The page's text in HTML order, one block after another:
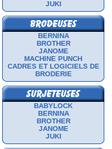
JUKI
BERNINA
BROTHER
JANOME
MACHINE PUNCH
CADRES ET LOGICIELS DE
BRODERIE
BABYLOCK
BERNINA
BROTHER
JANOME
JUKI